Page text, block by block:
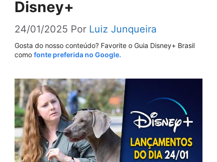
Disney+
24/01/2025 Por Luiz Junqueira
Gosta do nosso conteúdo? Favorite o Guia Disney+ Brasil
como fonte preferida no Google.